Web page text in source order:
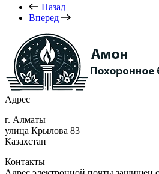
Назад
Вперед
Адрес
г. Алматы
улица Крылова 83
Казахстан
Контакты